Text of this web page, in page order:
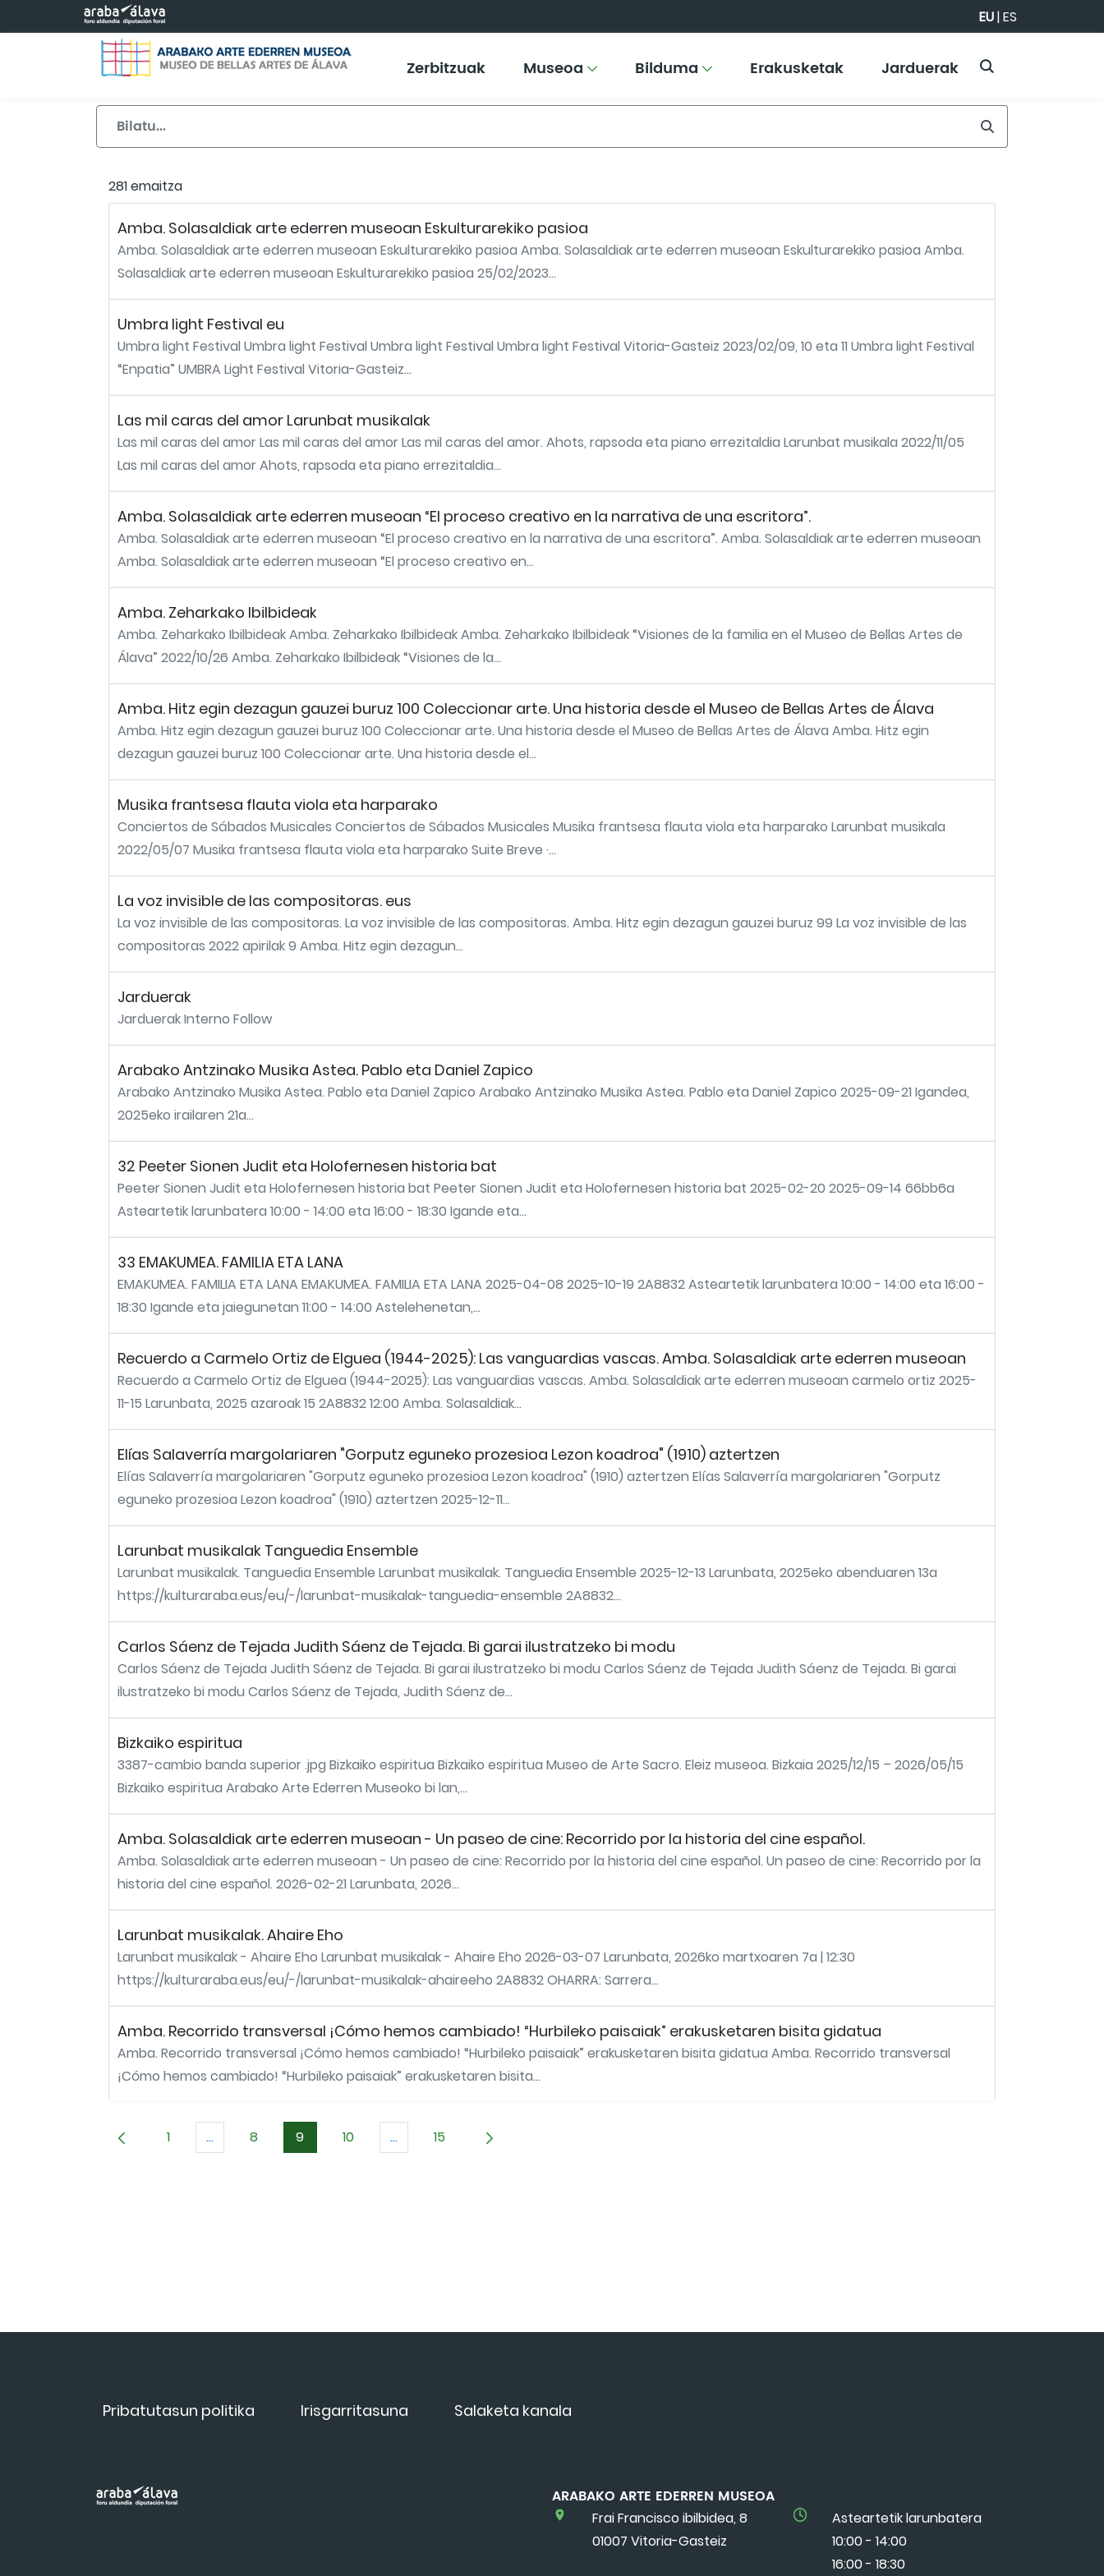
Eduki nagusira joan EU|ES
Zerbitzuak Museoa Bilduma Erakusketak Jarduerak
281 emaitza
Amba. Solasaldiak arte ederren museoan Eskulturarekiko pasioa
Amba. Solasaldiak arte ederren museoan Eskulturarekiko pasioa Amba. Solasaldiak arte ederren museoan Eskulturarekiko pasioa Amba.
Solasaldiak arte ederren museoan Eskulturarekiko pasioa 25/02/2023...
Umbra light Festival eu
Umbra light Festival Umbra light Festival Umbra light Festival Umbra light Festival Vitoria-Gasteiz 2023/02/09, 10 eta 11 Umbra light Festival
“Enpatia” UMBRA Light Festival Vitoria-Gasteiz...
Las mil caras del amor Larunbat musikalak
Las mil caras del amor Las mil caras del amor Las mil caras del amor. Ahots, rapsoda eta piano errezitaldia Larunbat musikala 2022/11/05
Las mil caras del amor Ahots, rapsoda eta piano errezitaldia...
Amba. Solasaldiak arte ederren museoan “El proceso creativo en la narrativa de una escritora”.
Amba. Solasaldiak arte ederren museoan “El proceso creativo en la narrativa de una escritora”. Amba. Solasaldiak arte ederren museoan
Amba. Solasaldiak arte ederren museoan “El proceso creativo en...
Amba. Zeharkako Ibilbideak
Amba. Zeharkako Ibilbideak Amba. Zeharkako Ibilbideak Amba. Zeharkako Ibilbideak “Visiones de la familia en el Museo de Bellas Artes de
Álava” 2022/10/26 Amba. Zeharkako Ibilbideak “Visiones de la...
Amba. Hitz egin dezagun gauzei buruz 100 Coleccionar arte. Una historia desde el Museo de Bellas Artes de Álava
Amba. Hitz egin dezagun gauzei buruz 100 Coleccionar arte. Una historia desde el Museo de Bellas Artes de Álava Amba. Hitz egin
dezagun gauzei buruz 100 Coleccionar arte. Una historia desde el...
Musika frantsesa flauta viola eta harparako
Conciertos de Sábados Musicales Conciertos de Sábados Musicales Musika frantsesa flauta viola eta harparako Larunbat musikala
2022/05/07 Musika frantsesa flauta viola eta harparako Suite Breve ·...
La voz invisible de las compositoras. eus
La voz invisible de las compositoras. La voz invisible de las compositoras. Amba. Hitz egin dezagun gauzei buruz 99 La voz invisible de las
compositoras 2022 apirilak 9 Amba. Hitz egin dezagun...
Jarduerak
Jarduerak Interno Follow
Arabako Antzinako Musika Astea. Pablo eta Daniel Zapico
Arabako Antzinako Musika Astea. Pablo eta Daniel Zapico Arabako Antzinako Musika Astea. Pablo eta Daniel Zapico 2025-09-21 Igandea,
2025eko irailaren 21a...
32 Peeter Sionen Judit eta Holofernesen historia bat
Peeter Sionen Judit eta Holofernesen historia bat Peeter Sionen Judit eta Holofernesen historia bat 2025-02-20 2025-09-14 66bb6a
Asteartetik larunbatera 10:00 - 14:00 eta 16:00 - 18:30 Igande eta...
33 EMAKUMEA. FAMILIA ETA LANA
EMAKUMEA. FAMILIA ETA LANA EMAKUMEA. FAMILIA ETA LANA 2025-04-08 2025-10-19 2A8832 Asteartetik larunbatera 10:00 - 14:00 eta 16:00 -
18:30 Igande eta jaiegunetan 11:00 - 14:00 Astelehenetan,...
Recuerdo a Carmelo Ortiz de Elguea (1944-2025): Las vanguardias vascas. Amba. Solasaldiak arte ederren museoan
Recuerdo a Carmelo Ortiz de Elguea (1944-2025): Las vanguardias vascas. Amba. Solasaldiak arte ederren museoan carmelo ortiz 2025-
11-15 Larunbata, 2025 azaroak 15 2A8832 12:00 Amba. Solasaldiak...
Elías Salaverría margolariaren "Gorputz eguneko prozesioa Lezon koadroa" (1910) aztertzen
Elías Salaverría margolariaren "Gorputz eguneko prozesioa Lezon koadroa" (1910) aztertzen Elías Salaverría margolariaren "Gorputz
eguneko prozesioa Lezon koadroa" (1910) aztertzen 2025-12-11...
Larunbat musikalak Tanguedia Ensemble
Larunbat musikalak. Tanguedia Ensemble Larunbat musikalak. Tanguedia Ensemble 2025-12-13 Larunbata, 2025eko abenduaren 13a
https://kulturaraba.eus/eu/-/larunbat-musikalak-tanguedia-ensemble 2A8832...
Carlos Sáenz de Tejada Judith Sáenz de Tejada. Bi garai ilustratzeko bi modu
Carlos Sáenz de Tejada Judith Sáenz de Tejada. Bi garai ilustratzeko bi modu Carlos Sáenz de Tejada Judith Sáenz de Tejada. Bi garai
ilustratzeko bi modu Carlos Sáenz de Tejada, Judith Sáenz de...
Bizkaiko espiritua
3387-cambio banda superior .jpg Bizkaiko espiritua Bizkaiko espiritua Museo de Arte Sacro. Eleiz museoa. Bizkaia 2025/12/15 – 2026/05/15
Bizkaiko espiritua Arabako Arte Ederren Museoko bi lan,...
Amba. Solasaldiak arte ederren museoan - Un paseo de cine: Recorrido por la historia del cine español.
Amba. Solasaldiak arte ederren museoan - Un paseo de cine: Recorrido por la historia del cine español. Un paseo de cine: Recorrido por la
historia del cine español. 2026-02-21 Larunbata, 2026...
Larunbat musikalak. Ahaire Eho
Larunbat musikalak - Ahaire Eho Larunbat musikalak - Ahaire Eho 2026-03-07 Larunbata, 2026ko martxoaren 7a | 12:30
https://kulturaraba.eus/eu/-/larunbat-musikalak-ahaireeho 2A8832 OHARRA: Sarrera...
Amba. Recorrido transversal ¡Cómo hemos cambiado! “Hurbileko paisaiak” erakusketaren bisita gidatua
Amba. Recorrido transversal ¡Cómo hemos cambiado! “Hurbileko paisaiak” erakusketaren bisita gidatua Amba. Recorrido transversal
¡Cómo hemos cambiado! “Hurbileko paisaiak” erakusketaren bisita...
Orrialdea
1 ...Intermediate Pages Use TAB to navigate.
Orrialdea
8 Orrialdea
9 Orrialdea
10 ...Intermediate Pages Use TAB to navigate.
Orrialdea
15
Pribatutasun politika Irisgarritasuna Salaketa kanala
ARABAKO ARTE EDERREN MUSEOA
Frai Francisco ibilbidea, 8
01007 Vitoria-Gasteiz
Asteartetik larunbatera
10:00 - 14:00
16:00 - 18:30